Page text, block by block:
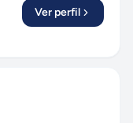
Ver perfil